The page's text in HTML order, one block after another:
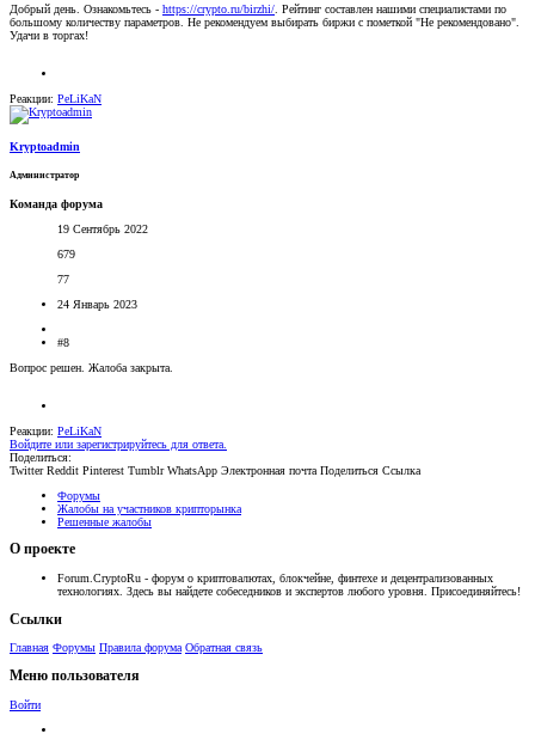
Добрый день. Ознакомьтесь - https://crypto.ru/birzhi/ . Рейтинг составлен нашими специалистами по
большому количеству параметров. Не рекомендуем выбирать биржи с пометкой "Не рекомендовано".
Удачи в торгах!
Реакции: PeLiKaN
Kryptoadmin
Администратор
Команда форума
19 Сентябрь 2022
679
77
24 Январь 2023
#8
Вопрос решен. Жалоба закрыта.
Реакции: PeLiKaN
Войдите или зарегистрируйтесь для ответа.
Поделиться:
Twitter Reddit Pinterest Tumblr WhatsApp Электронная почта Поделиться Ссылка
Форумы
Жалобы на участников крипторынка
Решенные жалобы
О проекте
Forum.CryptoRu - форум о криптовалютах, блокчейне, финтехе и децентрализованных
технологиях. Здесь вы найдете собеседников и экспертов любого уровня. Присоединяйтесь!
Ссылки
Главная Форумы Правила форума Обратная связь
Меню пользователя
Войти